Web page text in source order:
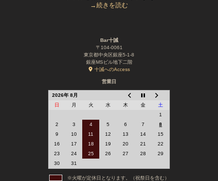
→続きを読む
Bar十誡
〒104-0061
東京都中央区銀座5-1-8
銀座MSビル地下二階
十誡へのAccess
営業日
2026年 8月
日
月 火 水 木 金
土
1
2
3 4 5 6 7
8
9
10 11 12 13 14
15
16
17 18 19 20 21
22
23
24 25 26 27 28
29
30
31
※火曜が定休日となります。（祝祭日を含む）